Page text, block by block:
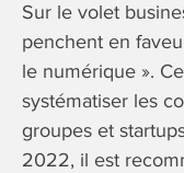
Sur le volet
penchent en
le numérique ».
systématiser les
groupes et
2022, il est